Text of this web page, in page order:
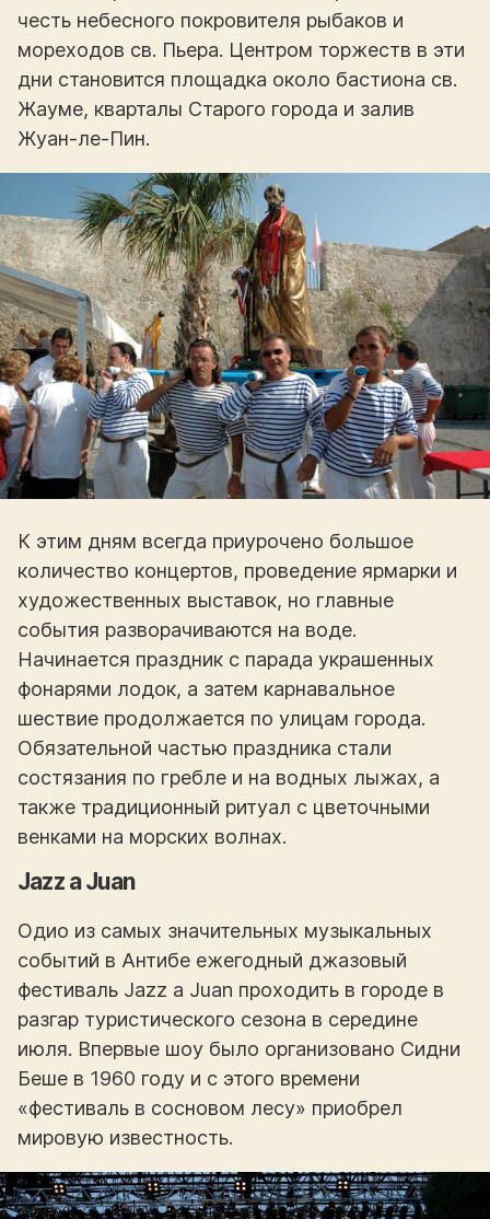
честь небесного покровителя рыбаков и
мореходов св. Пьера. Центром торжеств в эти
дни становится площадка около бастиона св.
Жауме, кварталы Старого города и залив
Жуан-ле-Пин.
К этим дням всегда приурочено большое
количество концертов, проведение ярмарки и
художественных выставок, но главные
события разворачиваются на воде.
Начинается праздник с парада украшенных
фонарями лодок, а затем карнавальное
шествие продолжается по улицам города.
Обязательной частью праздника стали
состязания по гребле и на водных лыжах, а
также традиционный ритуал с цветочными
венками на морских волнах.
Jazz a Juan
Одио из самых значительных музыкальных
событий в Антибе ежегодный джазовый
фестиваль Jazz a Juan проходить в городе в
разгар туристического сезона в середине
июля. Впервые шоу было организовано Сидни
Беше в 1960 году и с этого времени
«фестиваль в сосновом лесу» приобрел
мировую известность.